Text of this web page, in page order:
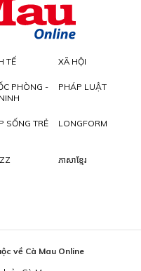
TẾ XÃ HỘI
PHÒNG -
PHÁP LUẬT
SỐNG TRẺ LONGFORM
ភាសាខ្មែរ
về Cà Mau Online